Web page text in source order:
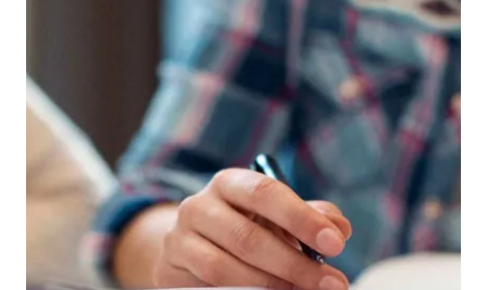
Etsi toimisto lähelläsi
Tietoa Meistä -sivustolla
Tutustu meihin tarkemmin
Työpaikat EF:llä
Liity joukkoomme